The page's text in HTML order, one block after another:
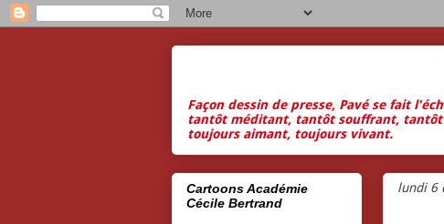
Façon dessin de presse, Pavé se fait
tantôt méditant, tantôt souffrant, tantôt
toujours aimant, toujours vivant.
lundi 6
Cartoons Académie
Cécile Bertrand